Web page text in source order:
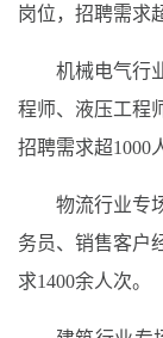
岗位，招聘需求
机械电气行
程师、液压工程
招聘需求超1000
物流行业专
务员、销售客户
求1400余人次。